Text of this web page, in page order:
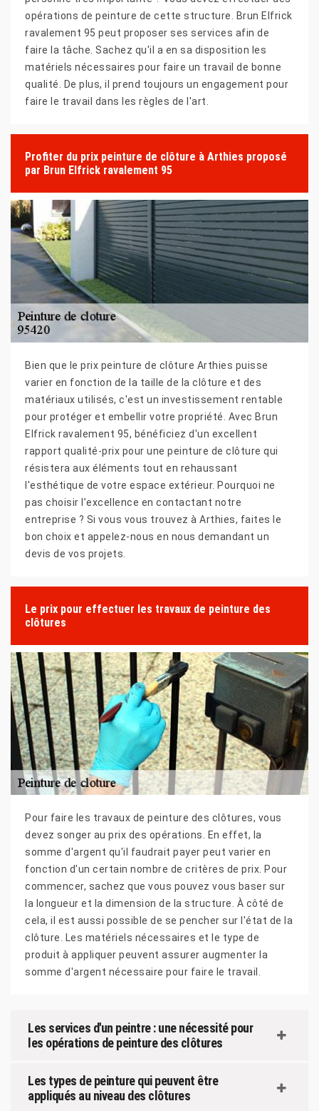
opérations de peinture de cette structure. Brun Elfrick
ravalement 95 peut proposer ses services afin de
faire la tâche. Sachez qu'il a en sa disposition les
matériels nécessaires pour faire un travail de bonne
qualité. De plus, il prend toujours un engagement pour
faire le travail dans les règles de l'art.
Profiter du prix peinture de clôture à Arthies proposé
par Brun Elfrick ravalement 95
Bien que le prix peinture de clôture Arthies puisse
varier en fonction de la taille de la clôture et des
matériaux utilisés, c'est un investissement rentable
pour protéger et embellir votre propriété. Avec Brun
Elfrick ravalement 95, bénéficiez d'un excellent
rapport qualité-prix pour une peinture de clôture qui
résistera aux éléments tout en rehaussant
l'esthétique de votre espace extérieur. Pourquoi ne
pas choisir l’excellence en contactant notre
entreprise ? Si vous vous trouvez à Arthies, faites le
bon choix et appelez-nous en nous demandant un
devis de vos projets.
Le prix pour effectuer les travaux de peinture des
clôtures
Pour faire les travaux de peinture des clôtures, vous
devez songer au prix des opérations. En effet, la
somme d'argent qu'il faudrait payer peut varier en
fonction d'un certain nombre de critères de prix. Pour
commencer, sachez que vous pouvez vous baser sur
la longueur et la dimension de la structure. À côté de
cela, il est aussi possible de se pencher sur l'état de la
clôture. Les matériels nécessaires et le type de
produit à appliquer peuvent assurer augmenter la
somme d'argent nécessaire pour faire le travail.
Les services d'un peintre : une nécessité pour
les opérations de peinture des clôtures
Les types de peinture qui peuvent être
appliqués au niveau des clôtures